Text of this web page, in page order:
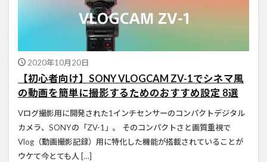
2020年10月20日
【初心者向け】SONY VLOGCAM ZV-1でシネマ風
の動画を簡単に撮影するためのおすすめ設定 8選
Vログ撮影用に開発された1インチセンサーのコンパクトデジタル
カメラ、SONYの「ZV-1」。 そのコンパクトさと画質重視で
Vlog（動画撮影記録）用に特化した機能が搭載されていることが
ウケて今とても人 […]